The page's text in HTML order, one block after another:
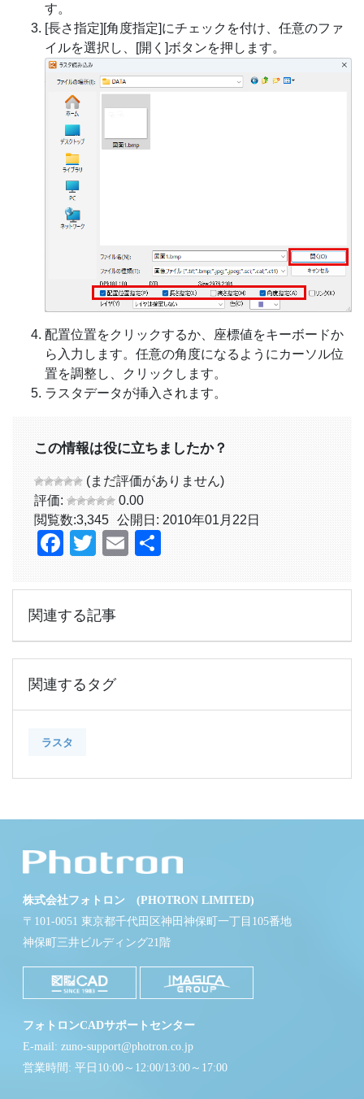
す。
[長さ指定][角度指定]にチェックを付け、任意のファ
イルを選択し、[開く]ボタンを押します。
配置位置をクリックするか、座標値をキーボードか
ら入力します。任意の角度になるようにカーソル位
置を調整し、クリックします。
ラスタデータが挿入されます。
この情報は役に立ちましたか？
(まだ評価がありません)
評価:
0.00
閲覧数:3,345 公開日: 2010年01月22日
Facebook
TwitterEmail
関連する記事
関連するタグ
ラスタ
株式会社フォトロン (PHOTRON LIMITED)
〒101-0051 東京都千代田区神田神保町一丁目105番地
神保町三井ビルディング21階
フォトロンCADサポートセンター
E-mail: zuno-support@photron.co.jp
営業時間: 平日10:00～12:00/13:00～17:00